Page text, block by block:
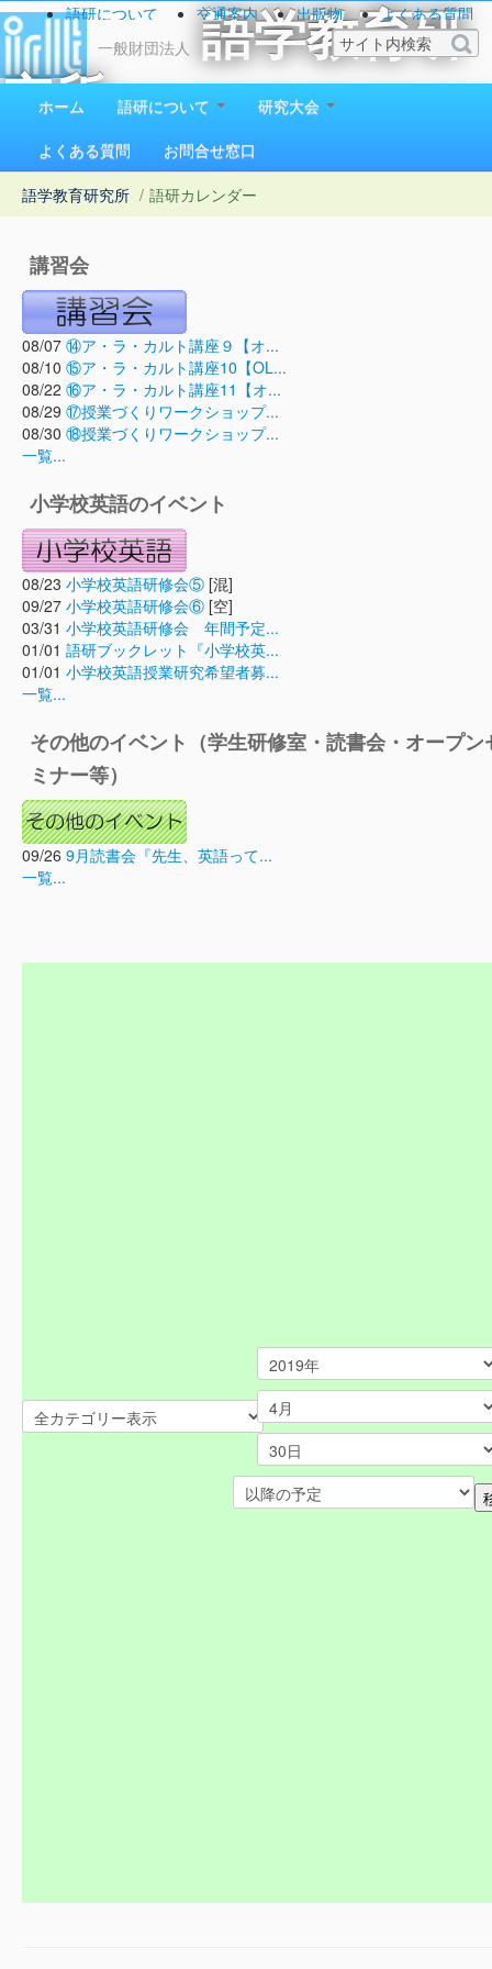
一般財団法人
語学教育研
究所
1923（大正12）年創立
語研について 交通案内 出版物
よくある質問
お問い合わせ
ホーム 語研について
研究大会
よくある質問
お問合せ窓口
語学教育研究所 / 語研カレンダー
講習会
08/07 ⑭ア・ラ・カルト講座９【オ...
08/10 ⑮ア・ラ・カルト講座10【OL...
08/22 ⑯ア・ラ・カルト講座11【オ...
08/29 ⑰授業づくりワークショップ...
08/30 ⑱授業づくりワークショップ...
一覧...
小学校英語のイベント
08/23 小学校英語研修会⑤ [混]
09/27 小学校英語研修会⑥ [空]
03/31 小学校英語研修会 年間予定...
01/01 語研ブックレット『小学校英...
01/01 小学校英語授業研究希望者募...
一覧...
その他のイベント（学生研修室・読書会・オープン
ミナー等）
09/26 9月読書会『先生、英語って...
一覧...